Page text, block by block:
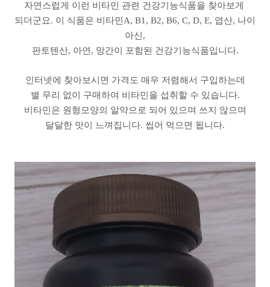
자연스럽게 이런 비타민 관련 건강기능식품을 찾아보게
되더군요. 이 식품은 비타민A, B1, B2, B6, C, D, E, 엽산, 나이
아신,
판토텐산, 아연, 망간이 포함된 건강기능식품입니다.
인터넷에 찾아보시면 가격도 매우 저렴해서 구입하는데
별 무리 없이 구매하여 비타민을 섭취할 수 있습니다.
비타민은 원형모양의 알약으로 되어 있으며 쓰지 않으며
달달한 맛이 느껴집니다. 씹어 먹으면 됩니다.